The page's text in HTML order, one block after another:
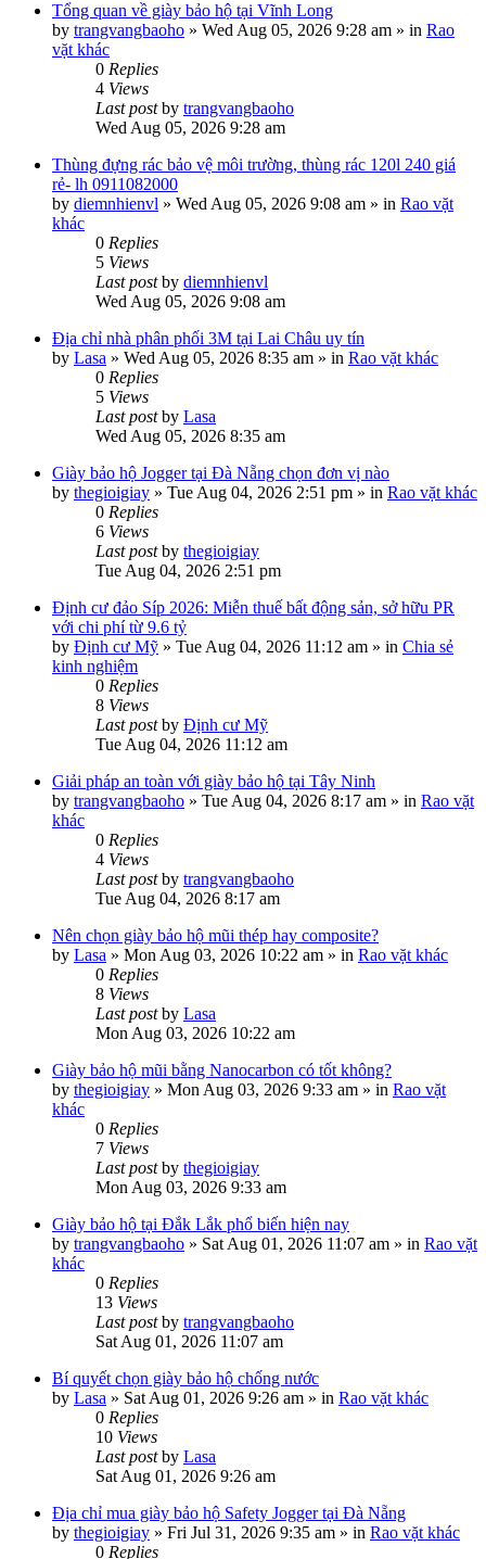
Tổng quan về giày bảo hộ tại Vĩnh Long
by trangvangbaoho » Wed Aug 05, 2026 9:28 am » in Rao
vặt khác
0 Replies
4 Views
Last postby trangvangbaoho
Wed Aug 05, 2026 9:28 am
Thùng đựng rác bảo vệ môi trường, thùng rác 120l 240 giá
rẻ- lh 0911082000
by diemnhienvl » Wed Aug 05, 2026 9:08 am » in Rao vặt
khác
0 Replies
5 Views
Last postby diemnhienvl
Wed Aug 05, 2026 9:08 am
Địa chỉ nhà phân phối 3M tại Lai Châu uy tín
by Lasa » Wed Aug 05, 2026 8:35 am » in Rao vặt khác
0 Replies
5 Views
Last postby Lasa
Wed Aug 05, 2026 8:35 am
Giày bảo hộ Jogger tại Đà Nẵng chọn đơn vị nào
by thegioigiay » Tue Aug 04, 2026 2:51 pm » in Rao vặt khác
0 Replies
6 Views
Last postby thegioigiay
Tue Aug 04, 2026 2:51 pm
Định cư đảo Síp 2026: Miễn thuế bất động sản, sở hữu PR
với chi phí từ 9.6 tỷ
by Định cư Mỹ » Tue Aug 04, 2026 11:12 am » in Chia sẻ
kinh nghiệm
0 Replies
8 Views
Last postby Định cư Mỹ
Tue Aug 04, 2026 11:12 am
Giải pháp an toàn với giày bảo hộ tại Tây Ninh
by trangvangbaoho » Tue Aug 04, 2026 8:17 am » in Rao vặt
khác
0 Replies
4 Views
Last postby trangvangbaoho
Tue Aug 04, 2026 8:17 am
Nên chọn giày bảo hộ mũi thép hay composite?
by Lasa » Mon Aug 03, 2026 10:22 am » in Rao vặt khác
0 Replies
8 Views
Last postby Lasa
Mon Aug 03, 2026 10:22 am
Giày bảo hộ mũi bằng Nanocarbon có tốt không?
by thegioigiay » Mon Aug 03, 2026 9:33 am » in Rao vặt
khác
0 Replies
7 Views
Last postby thegioigiay
Mon Aug 03, 2026 9:33 am
Giày bảo hộ tại Đắk Lắk phổ biến hiện nay
by trangvangbaoho » Sat Aug 01, 2026 11:07 am » in Rao vặt
khác
0 Replies
13 Views
Last postby trangvangbaoho
Sat Aug 01, 2026 11:07 am
Bí quyết chọn giày bảo hộ chống nước
by Lasa » Sat Aug 01, 2026 9:26 am » in Rao vặt khác
0 Replies
10 Views
Last postby Lasa
Sat Aug 01, 2026 9:26 am
Địa chỉ mua giày bảo hộ Safety Jogger tại Đà Nẵng
by thegioigiay » Fri Jul 31, 2026 9:35 am » in Rao vặt khác
0 Replies